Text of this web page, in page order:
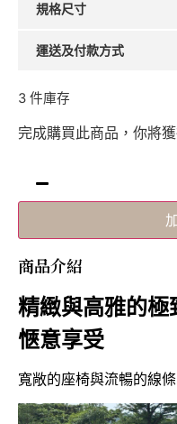
規格尺寸
運送及付款方式
3 件庫存
完成購買此商品，你將
商品介紹
精緻與高雅的極
愜意享受
寬敞的座椅與流暢的線